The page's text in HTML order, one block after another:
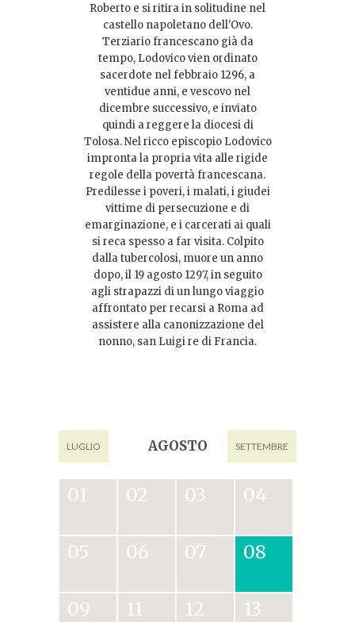
Roberto e si ritira in solitudine nel
castello napoletano dell'Ovo.
Terziario francescano già da
tempo, Lodovico vien ordinato
sacerdote nel febbraio 1296, a
ventidue anni, e vescovo nel
dicembre successivo, e inviato
quindi a reggere la diocesi di
Tolosa. Nel ricco episcopio Lodovico
impronta la propria vita alle rigide
regole della povertà francescana.
Predilesse i poveri, i malati, i giudei
vittime di persecuzione e di
emarginazione, e i carcerati ai quali
si reca spesso a far visita. Colpito
dalla tubercolosi, muore un anno
dopo, il 19 agosto 1297, in seguito
agli strapazzi di un lungo viaggio
affrontato per recarsi a Roma ad
assistere alla canonizzazione del
nonno, san Luigi re di Francia.
AGOSTO
LUGLIO SETTEMBRE
01 02 03 04
05 06 07 08
09 11 12 13